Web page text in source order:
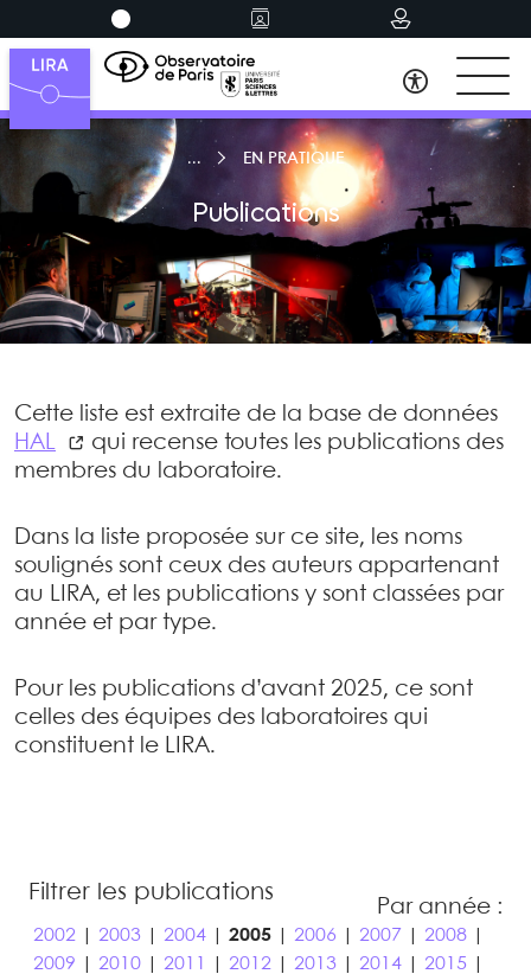
EN PRATIQUE
Publications
Cette liste est extraite de la base de données
HAL
qui recense toutes les publications des
membres du laboratoire.
Dans la liste proposée sur ce site, les noms
soulignés sont ceux des auteurs appartenant
au LIRA, et les publications y sont classées par
année et par type.
Pour les publications d’avant 2025, ce sont
celles des équipes des laboratoires qui
constituent le LIRA.
Filtrer les publications
Par année :
2002| 2003| 2004| 2005| 2006 2007 2008|
2009
2010| 2011 2012| 2013| 2014| 2015|